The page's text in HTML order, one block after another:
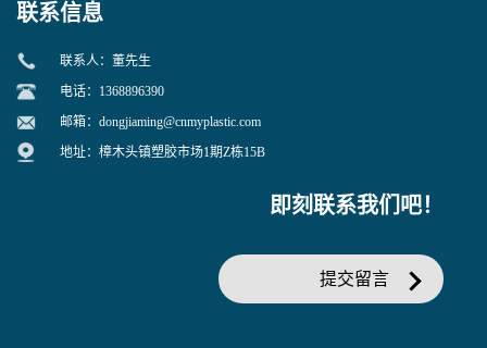
联系信息
联系人：董先生
电话：1368896390
邮箱： dongjiaming@cnmyplastic.com
地址：樟木头镇塑胶市场1期Z栋15B
即刻联系我们吧！
提交留言